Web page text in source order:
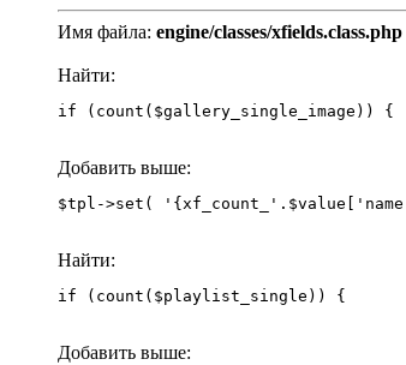
Имя файла: engine/classes/xfields.class.php
Найти:
if (count($gallery_single_image)) {
Добавить выше:
Найти:
if (count($playlist_single)) {
Добавить выше: